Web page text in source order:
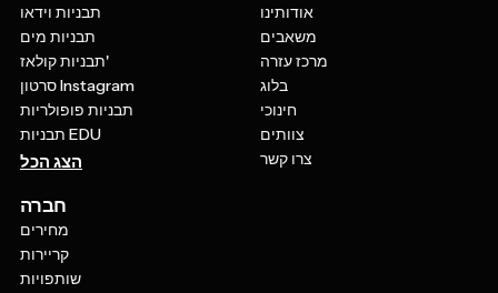
תבניות וידאו
תבניות מים
תבניות קולאז'
סרטון Instagram
תבניות פופולריות
תבניות EDU
הצג הכל
אודותינו
משאבים
מרכז עזרה
בלוג
חינוכי
צוותים
צרו קשר
חברה
מחירים
קריירות
שותפויות